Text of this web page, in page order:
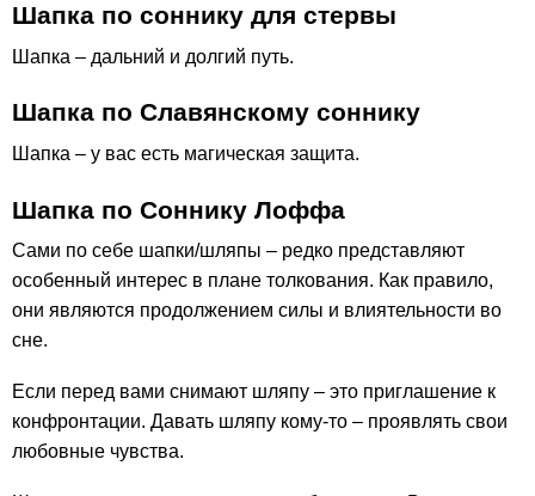
Шапка по соннику для стервы
Шапка – дальний и долгий путь.
Шапка по Славянскому соннику
Шапка – у вас есть магическая защита.
Шапка по Соннику Лоффа
Сами по себе шапки/шляпы – редко представляют
особенный интерес в плане толкования. Как правило,
они являются продолжением силы и влиятельности во
сне.
Если перед вами снимают шляпу – это приглашение к
конфронтации. Давать шляпу кому-то – проявлять свои
любовные чувства.